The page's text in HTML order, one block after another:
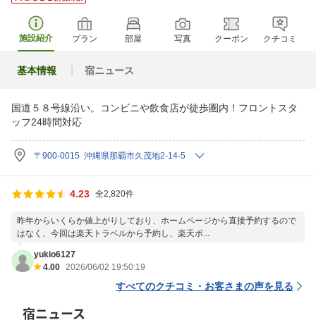
施設紹介 プラン 部屋 写真 クーポン クチコミ
基本情報 宿ニュース
国道５８号線沿い。コンビニや飲食店が徒歩圏内！フロントスタ
ッフ24時間対応
〒900-0015 沖縄県那覇市久茂地2-14-5
4.23 全2,820件
昨年からいくらか値上がりしており、ホームページから直接予約するので
はなく、今回は楽天トラベルから予約し、楽天ポ...
yukio6127
4.00 2026/06/02 19:50:19
すべてのクチコミ・お客さまの声を見る
宿ニュース